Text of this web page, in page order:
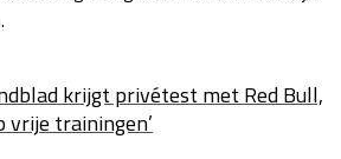
krijgt privétest met Red Bull,
vrije trainingen’